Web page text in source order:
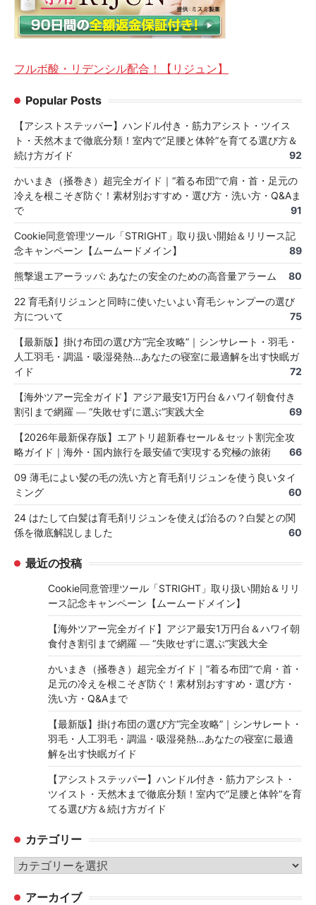
フルボ酸・リデンシル配合！【リジュン】
Popular Posts
【アシストステッパー】ハンドル付き・筋力アシスト・ツイス
ト・天然木まで徹底分類！室内で“足腰と体幹”を育てる選び方＆
続け方ガイド
92
かいまき（掻巻き）超完全ガイド｜“着る布団”で肩・首・足元の
冷えを根こそぎ防ぐ！素材別おすすめ・選び方・洗い方・Q&Aま
で
91
Cookie同意管理ツール「STRIGHT」取り扱い開始＆リリース記
念キャンペーン【ムームードメイン】
89
熊撃退エアーラッパ: あなたの安全のための高音量アラーム 80
22 育毛剤リジュンと同時に使いたいよい育毛シャンプーの選び
方について
75
【最新版】掛け布団の選び方“完全攻略”｜シンサレート・羽毛・
人工羽毛・調温・吸湿発熱…あなたの寝室に最適解を出す快眠ガ
イド
72
【海外ツアー完全ガイド】アジア最安1万円台＆ハワイ朝食付き
割引まで網羅 ― “失敗せずに選ぶ”実践大全
69
【2026年最新保存版】エアトリ超新春セール＆セット割完全攻
略ガイド｜海外・国内旅行を最安値で実現する究極の旅術
66
09 薄毛によい髪の毛の洗い方と育毛剤リジュンを使う良いタイ
ミング
60
24 はたして白髪は育毛剤リジュンを使えば治るの？白髪との関
係を徹底解説しました
60
最近の投稿
Cookie同意管理ツール「STRIGHT」取り扱い開始＆リリ
ース記念キャンペーン【ムームードメイン】
【海外ツアー完全ガイド】アジア最安1万円台＆ハワイ朝
食付き割引まで網羅 ― “失敗せずに選ぶ”実践大全
かいまき（掻巻き）超完全ガイド｜“着る布団”で肩・首・
足元の冷えを根こそぎ防ぐ！素材別おすすめ・選び方・
洗い方・Q&Aまで
【最新版】掛け布団の選び方“完全攻略”｜シンサレート・
羽毛・人工羽毛・調温・吸湿発熱…あなたの寝室に最適
解を出す快眠ガイド
【アシストステッパー】ハンドル付き・筋力アシスト・
ツイスト・天然木まで徹底分類！室内で“足腰と体幹”を育
てる選び方＆続け方ガイド
カテゴリー
カ
ゴ アーカイブ